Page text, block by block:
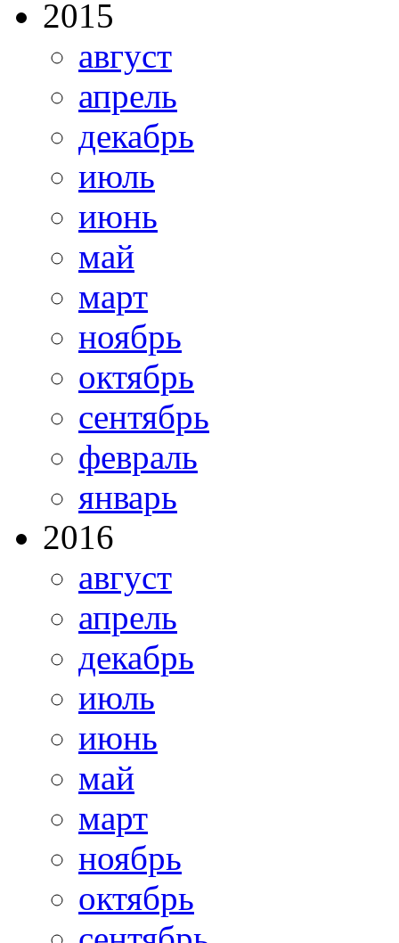
2015
август
апрель
декабрь
июль
июнь
май
март
ноябрь
октябрь
сентябрь
февраль
январь
2016
август
апрель
декабрь
июль
июнь
май
март
ноябрь
октябрь